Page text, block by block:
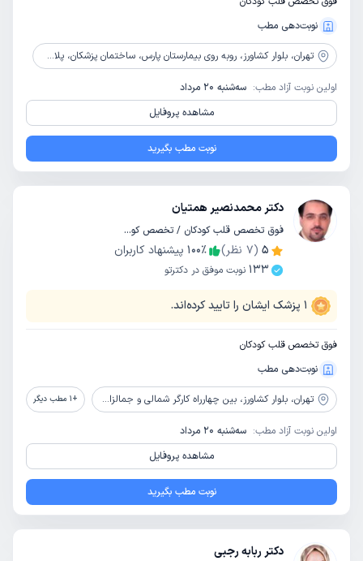
نوبت‌دهی مطب
تهران، بلوار کشاورز، روبه روی بیمارستان پارس، ساختمان پزشکان، پلاک 150
اولین نوبت آزاد مطب: سه‌شنبه 20 مرداد
مشاهده پروفایل
نوبت مطب بگیرید
دکتر محمدنصیر همتیان
فوق تخصص قلب کودکان / تخصص کودکان و اطفال
5
(
7 نظر) 100٪
پیشنهاد کاربران
133 نوبت موفق در دکترتو
1 پزشک ایشان را تایید کرده‌اند.
فوق تخصص قلب کودکان
نوبت‌دهی مطب
تهران، بلوار کشاورز، بین چهارراه کارگر شمالی و جمالزاده، جنب آزمایشگاه نور، پلاک 95، طبقه 2 +
1 مطب دیگر
اولین نوبت آزاد مطب: سه‌شنبه 20 مرداد
مشاهده پروفایل
نوبت مطب بگیرید
دکتر ربابه رجبی